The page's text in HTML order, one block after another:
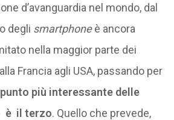
d’avanguardia nel mondo, dal
degli smartphoneè ancora
nella maggior parte dei
Francia agli USA, passando per
più interessante delle
è il terzo. Quello che prevede,